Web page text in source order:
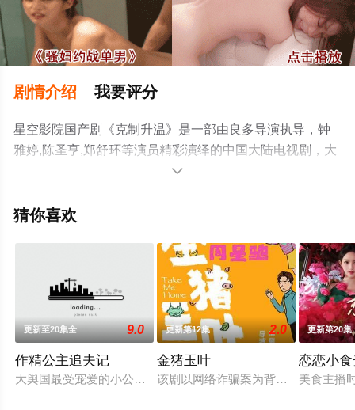
剧情介绍 我要评分
星空影院国产剧《克制升温》是一部由良多导演执导，钟
雅婷,陈圣亨,郑舒环等演员精彩演绎的中国大陆电视剧，大
结局剧情已揭晓（1-24全集），手机免费观看高清无删减
观看，更多剧情信息可移步至豆瓣电视剧、电视猫或剧情

猜你喜欢
更新至20集全 9.0
作精公主追夫记
大舆国最受宠爱的小公主赵嫣儿，对新任翰林慕容尘一见钟情
更新第12集 2.0
金猪玉叶
该剧以网络诈骗案为背景，讲述了实
更新第20集
恋恋小
美食主播